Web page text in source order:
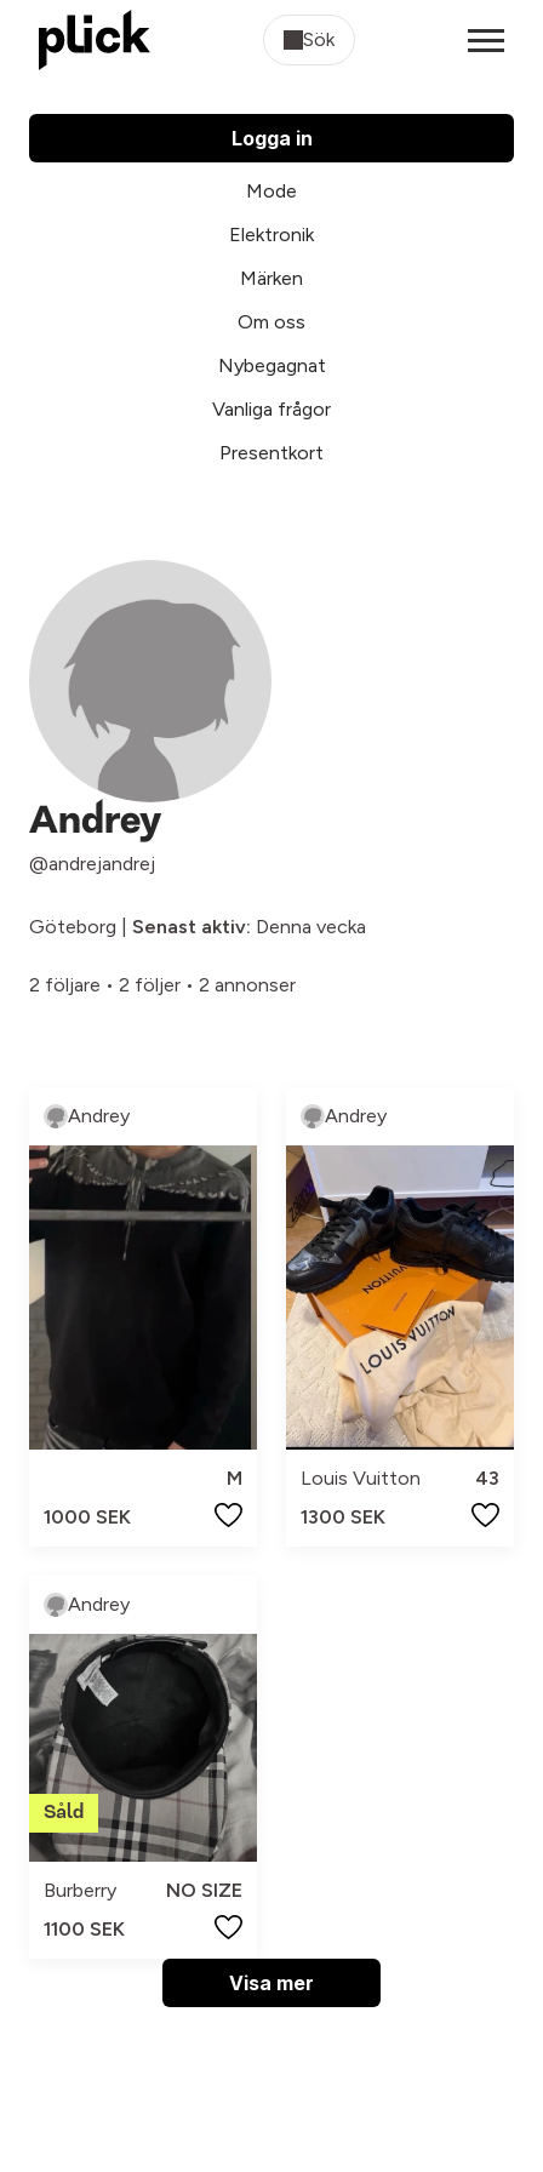
Sök
Logga in
Mode
Elektronik
Märken
Om oss
Nybegagnat
Vanliga frågor
Presentkort
Andrey
@andrejandrej
Göteborg | Senast aktiv: Denna vecka
2 följare • 2 följer • 2 annonser
Andrey
M
1000 SEK
Andrey
Louis Vuitton
43
1300 SEK
Andrey
Burberry
NO SIZE
1100 SEK
Visa mer